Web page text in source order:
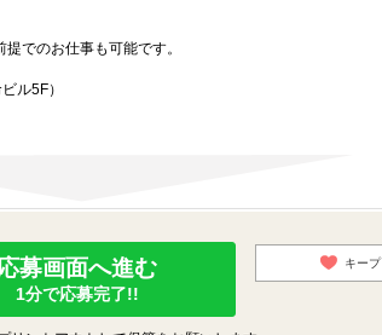
でのお仕事も可能です。
ル5F）
募画面へ進む
1分で応募完了!!
キープ